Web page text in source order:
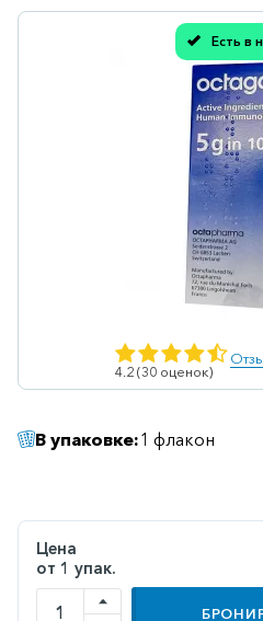
Антибактериальные
Гематологические
Гепатопротекторы
Гинекология
Диабетические
Желудочно-
кишечные
Есть в
4.2 (30 оценок)
Спасибо, мы
В упаковке:1 флакон
Цена
от 1 упак.